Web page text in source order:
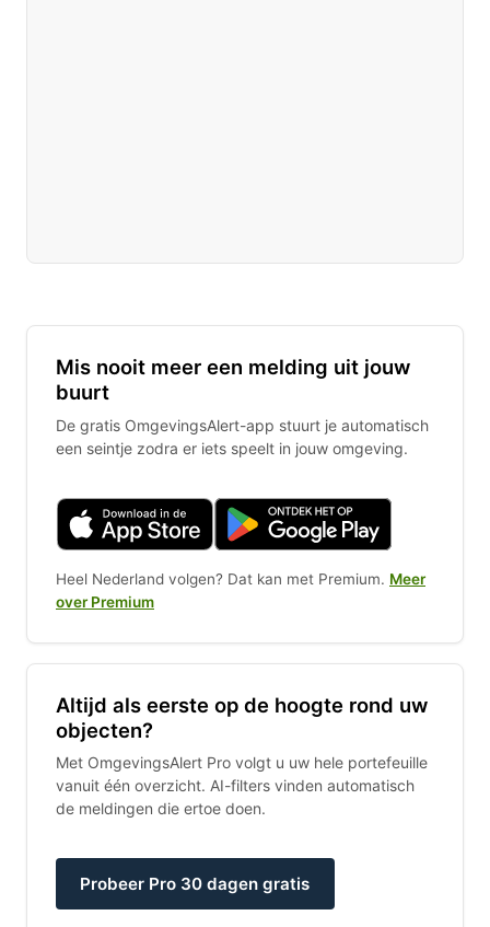
Mis nooit meer een melding uit jouw
buurt
De gratis OmgevingsAlert-app stuurt je automatisch
een seintje zodra er iets speelt in jouw omgeving.
Heel Nederland volgen? Dat kan met Premium. Meer
over Premium
Altijd als eerste op de hoogte rond uw
objecten?
Met OmgevingsAlert Pro volgt u uw hele portefeuille
vanuit één overzicht. AI-filters vinden automatisch
de meldingen die ertoe doen.
Probeer Pro 30 dagen gratis